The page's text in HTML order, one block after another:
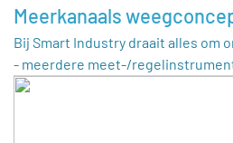
Meerkanaals
Bij Smart Industry draait alles om
- meerdere meet-/